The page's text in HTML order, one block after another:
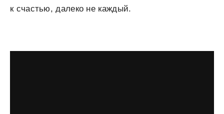
к счастью, далеко не каждый.